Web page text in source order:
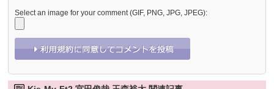
Select an image for your comment (GIF, PNG, JPG, JPEG):